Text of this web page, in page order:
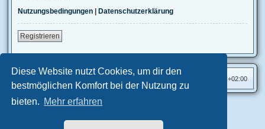
Diese Website nutzt Cookies, um dir den
bestmöglichen Komfort bei der Nutzung zu
bieten. Mehr erfahren
Nutzungsbedingungen
Datenschutzerklärung
Registrieren
UTC+02:00
Powered byphpBB® Forum Software © phpBB Limited